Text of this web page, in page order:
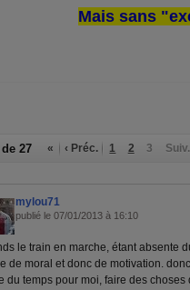
Mais sans
27 « ‹ Préc. 1 2 3 Suiv.
mylou71
publié le 07/01/2013 à 16:10
le train en marche, étant absente
de moral et donc de motivation.
du temps pour moi, faire des